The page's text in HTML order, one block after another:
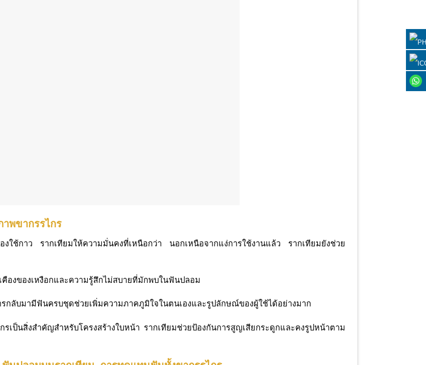
พขากรรไกร
ใช้กาว รากเทียมให้ความมั่นคงที่เหนือกว่า นอกเหนือจากแง่การใช้งานแล้ว รากเทียมยังช่วย
คืองของเหงือกและความรู้สึกไม่สบายที่มักพบในฟันปลอม
รกลับมามีฟันครบชุดช่วยเพิ่มความภาคภูมิใจในตนเองและรูปลักษณ์ของผู้ใช้ได้อย่างมาก
รเป็นสิ่งสำคัญสำหรับโครงสร้างใบหน้า รากเทียมช่วยป้องกันการสูญเสียกระดูกและคงรูปหน้าตาม